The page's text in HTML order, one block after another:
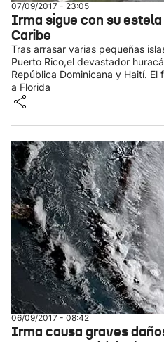
07/09/2017 - 23:05
Irma sigue con su
Caribe
Tras arrasar varias pequeñas
Puerto Rico,el devastador
República Dominicana y Haití.
a Florida
06/09/2017 - 08:42
Irma causa graves